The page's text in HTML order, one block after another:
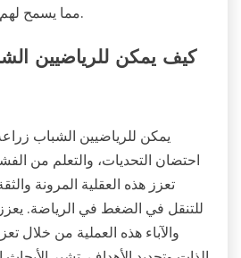
مما يسمح لهم بالازدهار تحت الضغط.
كيف يمكن للرياضيين
يمكن للرياضيين الشباب
احتضان التحديات، والتعلم من
تعزز هذه العقلية المرونة
للتنقل في الضغط في الرياضة.
والآباء هذه العملية من خلال